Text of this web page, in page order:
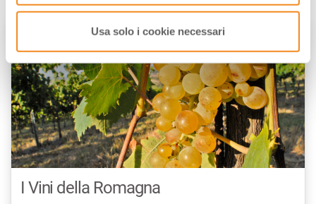
Usa solo i cookie necessari
PRODOTTI
I Vini della Romagna